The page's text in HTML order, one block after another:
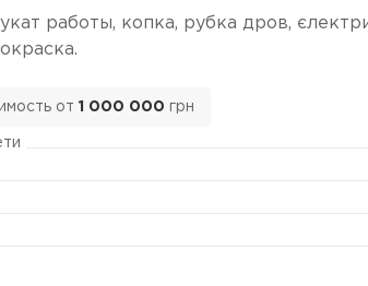
работы, копка, рубка дров,
от 1 000 000 грн